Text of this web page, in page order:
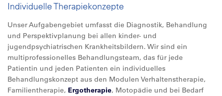
Individuelle Therapiekonzepte
Unser Aufgabengebiet umfasst die Diagnostik, Behandlung
und Perspektivplanung bei allen kinder- und
jugendpsychiatrischen Krankheitsbildern. Wir sind ein
multiprofessionelles Behandlungsteam, das für jede
Patientin und jeden Patienten ein individuelles
Behandlungskonzept aus den Modulen Verhaltenstherapie,
Familientherapie, Ergotherapie, Motopädie und bei Bedarf